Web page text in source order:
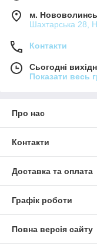
м.
Шахтарська 28,
Контакти
Сьогодні
Показати весь
Про нас
Контакти
Доставка та оплата
Графік роботи
Повна версія сайту